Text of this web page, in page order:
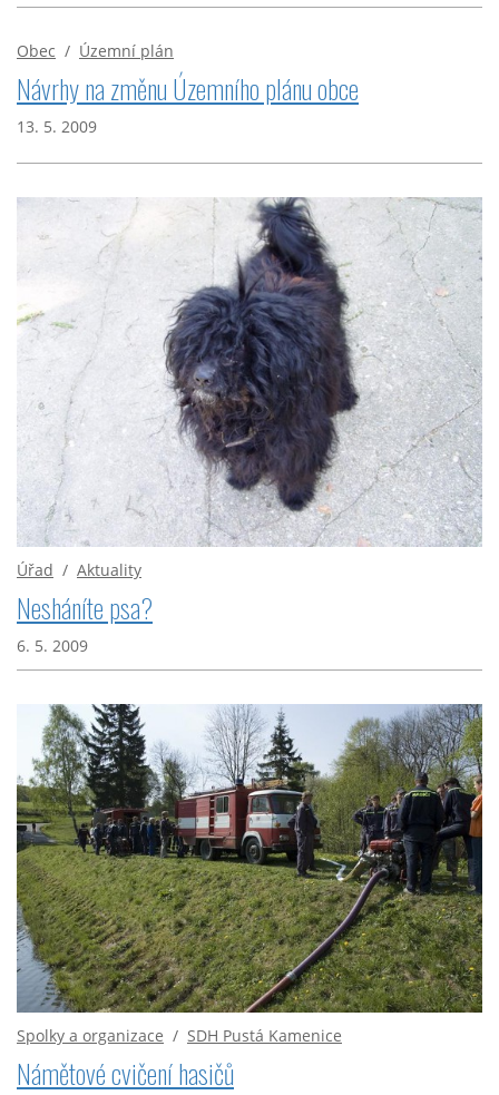
Obec / Územní plán
Návrhy na změnu Územního plánu obce
13. 5. 2009
Úřad / Aktuality
Nesháníte psa?
6. 5. 2009
Spolky a organizace / SDH Pustá Kamenice
Námětové cvičení hasičů